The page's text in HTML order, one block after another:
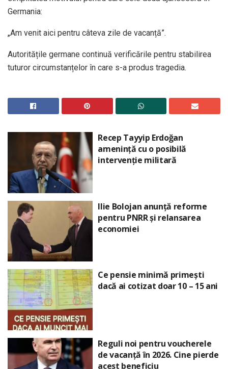
Germania:
„Am venit aici pentru câteva zile de vacanță”.
Autoritățile germane continuă verificările pentru stabilirea
tuturor circumstanțelor în care s-a produs tragedia.
Recep Tayyip Erdoğan
amenință cu o posibilă
intervenție militară
Ilie Bolojan anunță reforme
pentru PNRR și relansarea
economiei
Ce pensie minimă primești
dacă ai cotizat doar 10 – 15 ani
Reguli noi pentru voucherele
de vacanță în 2026. Cine pierde
acest beneficiu